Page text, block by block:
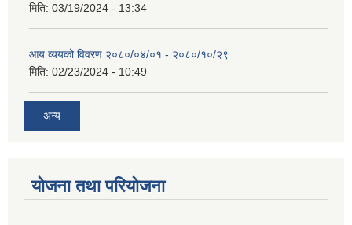
मिति: 03/19/2024 - 13:34
आय व्ययको विवरण २०८०/०४/०१ - २०८०/१०/२९
मिति: 02/23/2024 - 10:49
अन्य
योजना तथा परियोजना